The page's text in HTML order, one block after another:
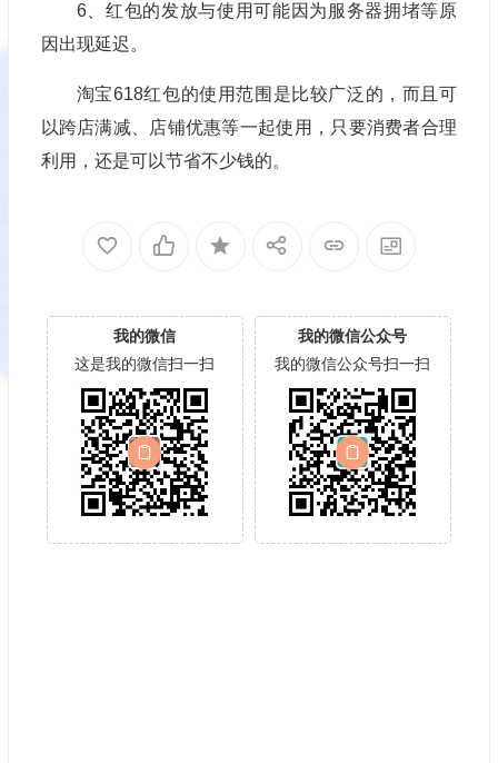
6、红包的发放与使用可能因为服务器拥堵等原
因出现延迟。
淘宝618红包的使用范围是比较广泛的，而且可
以跨店满减、店铺优惠等一起使用，只要消费者合理
利用，还是可以节省不少钱的。
我的微信
这是我的微信扫一扫
我的微信公众号
我的微信公众号扫一扫